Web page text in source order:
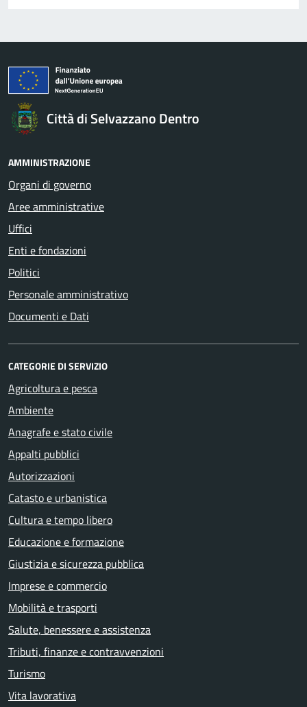
Città di Selvazzano Dentro
AMMINISTRAZIONE
Organi di governo
Aree amministrative
Uffici
Enti e fondazioni
Politici
Personale amministrativo
Documenti e Dati
CATEGORIE DI SERVIZIO
Agricoltura e pesca
Ambiente
Anagrafe e stato civile
Appalti pubblici
Autorizzazioni
Catasto e urbanistica
Cultura e tempo libero
Educazione e formazione
Giustizia e sicurezza pubblica
Imprese e commercio
Mobilità e trasporti
Salute, benessere e assistenza
Tributi, finanze e contravvenzioni
Turismo
Vita lavorativa